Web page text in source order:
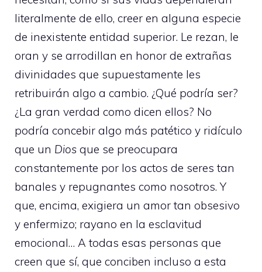
literalmente de ello, creer en alguna especie
de inexistente entidad superior. Le rezan, le
oran y se arrodillan en honor de extrañas
divinidades que supuestamente les
retribuirán algo a cambio. ¿Qué podría ser?
¿La gran verdad como dicen ellos? No
podría concebir algo más patético y ridículo
que un Dios que se preocupara
constantemente por los actos de seres tan
banales y repugnantes como nosotros. Y
que, encima, exigiera un amor tan obsesivo
y enfermizo; rayano en la esclavitud
emocional… A todas esas personas que
creen que sí, que conciben incluso a esta